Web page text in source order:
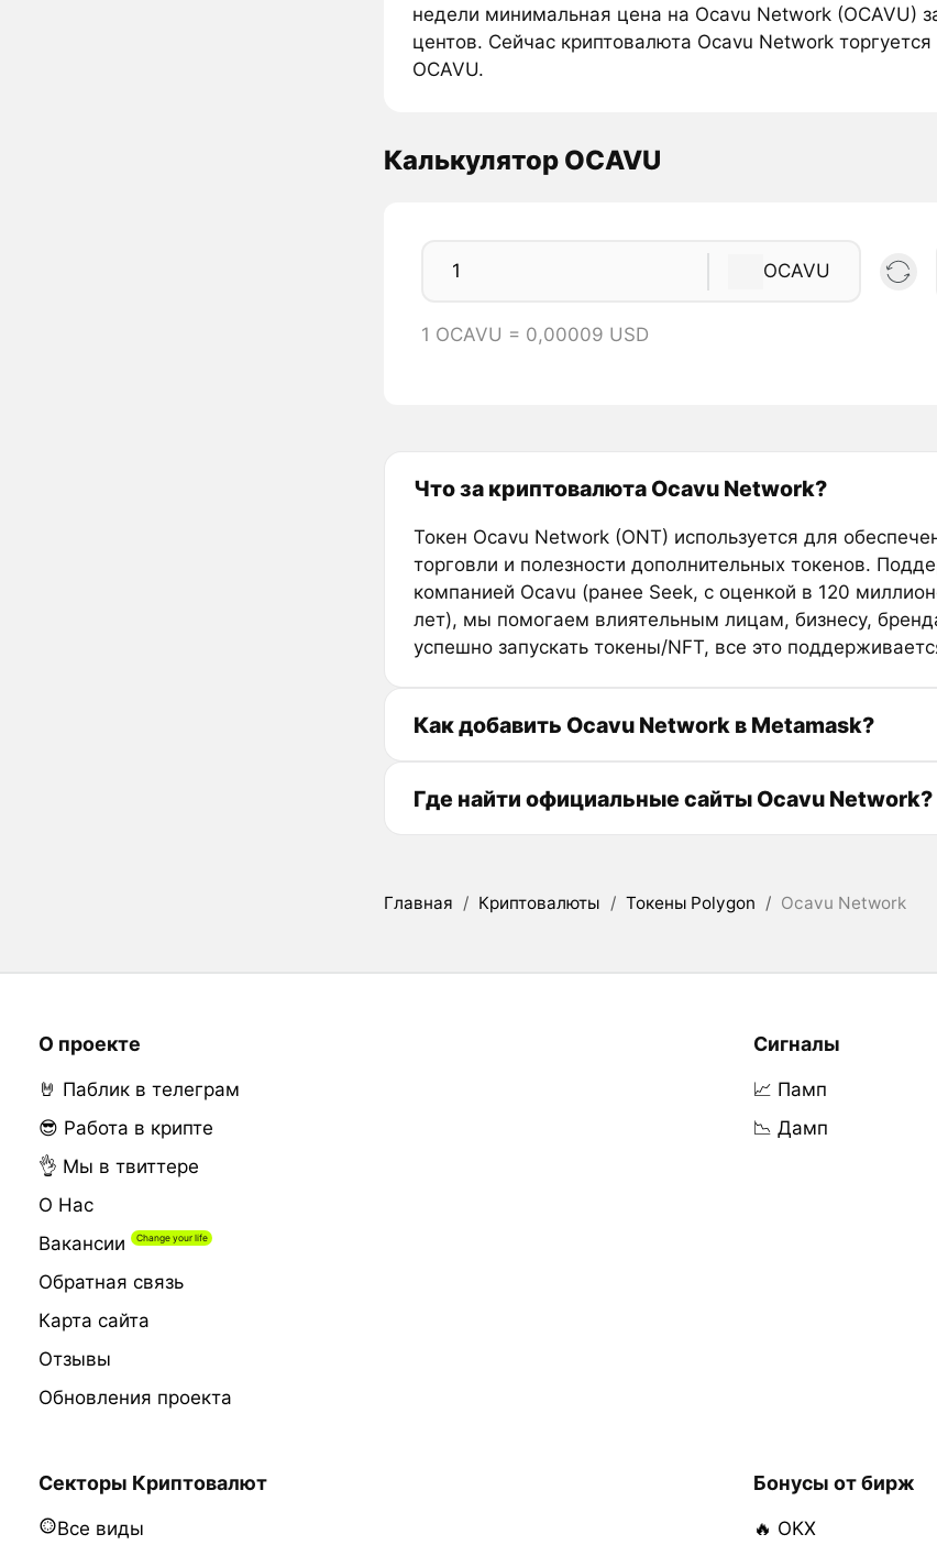
недели минимальная цена на Ocavu Network (OCAVU)
центов. Сейчас криптовалюта Ocavu Network
OCAVU.
Калькулятор OCAVU
OCAVU
1 OCAVU = 0,00009 USD
Что за криптовалюта Ocavu Network?
Токен Ocavu Network (ONT) используется для
торговли и полезности дополнительных токенов.
компанией Ocavu (ранее Seek, с оценкой в 120
лет), мы помогаем влиятельным лицам, бизнесу,
успешно запускать токены/NFT, все это
Как добавить Ocavu Network в Metamask?
Где найти официальные сайты Ocavu Network?
Главная / Криптовалюты / Токены Polygon / Ocavu Network
О проекте
🤘 Паблик в телеграм
😎 Работа в крипте
👌 Мы в твиттере
О Нас
Вакансии
Обратная связь
Карта сайта
Отзывы
Обновления проекта
Сигналы
📈 Памп
📉 Дамп
Секторы Криптовалют
Все виды
Бонусы от бирж
🔥 OKX